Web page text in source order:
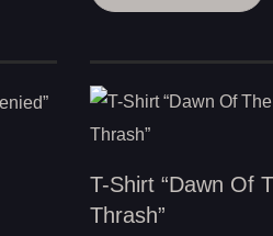
T-Shirt “Dawn Of
Thrash”